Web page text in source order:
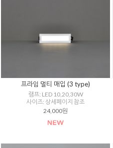
프라임 멀티 매입 (3 type)
램프: LED 10,20,30W
사이즈: 상세페이지 참조
24,000원